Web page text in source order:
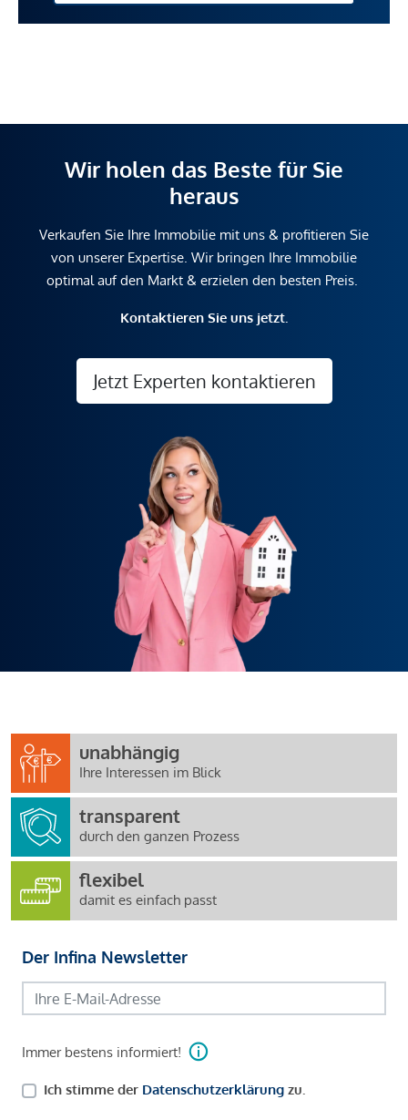
Wir holen das Beste für Sie
heraus
Verkaufen Sie Ihre Immobilie mit uns & profitieren Sie
von unserer Expertise. Wir bringen Ihre Immobilie
optimal auf den Markt & erzielen den besten Preis.
Kontaktieren Sie uns jetzt.
Jetzt Experten kontaktieren
unabhängig
Ihre Interessen im Blick
transparent
durch den ganzen Prozess
flexibel
damit es einfach passt
Der Infina Newsletter
Immer bestens informiert!
Ich stimme der Datenschutzerklärung zu.